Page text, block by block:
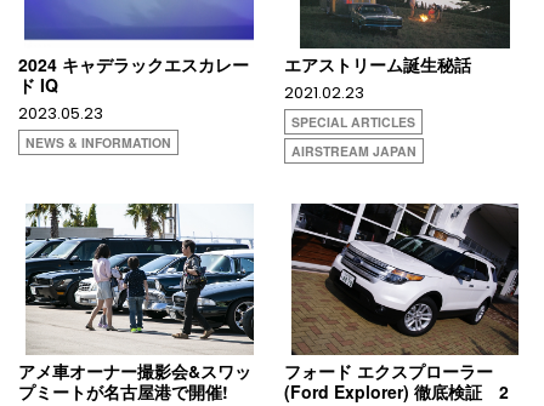
2024 キャデラックエスカレー
ド IQ
2023.05.23
NEWS & INFORMATION
エアストリーム誕生秘話
2021.02.23
SPECIAL ARTICLES
AIRSTREAM JAPAN
アメ車オーナー撮影会&スワッ
プミートが名古屋港で開催!
フォード エクスプローラー
(Ford Explorer) 徹底検証 2